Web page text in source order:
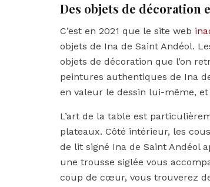
Des objets de décoration
C’est en 2021 que le site web
objets de Ina de Saint Andéol.
objets de décoration que l’on
peintures authentiques de Ina
en valeur le dessin lui-même,
L’art de la table est
plateaux. Côté intérieur, les
de lit signé Ina de Saint Andéol
une trousse siglée vous
coup de cœur, vous trouverez